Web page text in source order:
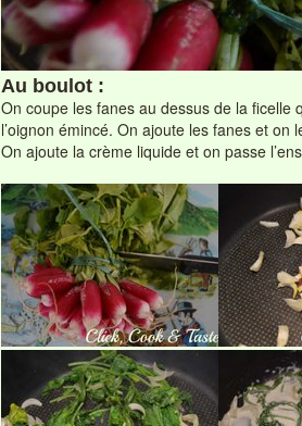
Au boulot :
On coupe les fanes au dessus de la ficelle
l’oignon émincé. On ajoute les fanes et
On ajoute la crème liquide et on passe